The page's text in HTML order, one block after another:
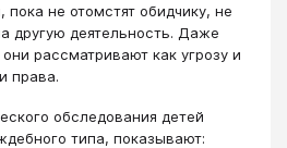
не отомстят обидчику, не
другую деятельность. Даже
рассматривают как угрозу и
права.
обследования детей
типа, показывают: